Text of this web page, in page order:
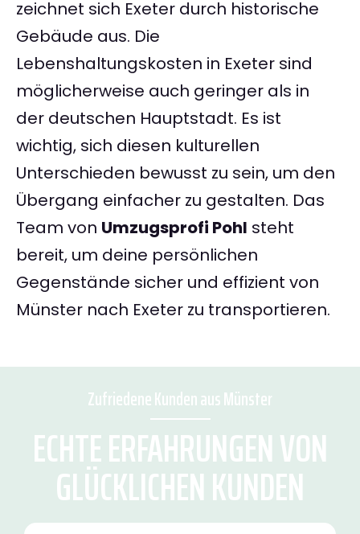
zeichnet sich Exeter durch historische
Gebäude aus. Die
Lebenshaltungskosten in Exeter sind
möglicherweise auch geringer als in
der deutschen Hauptstadt. Es ist
wichtig, sich diesen kulturellen
Unterschieden bewusst zu sein, um den
Übergang einfacher zu gestalten. Das
Team von Umzugsprofi Pohl steht
bereit, um deine persönlichen
Gegenstände sicher und effizient von
Münster nach Exeter zu transportieren.
Zufriedene Kunden aus Münster
ECHTE ERFAHRUNGEN VON
GLÜCKLICHEN KUNDEN